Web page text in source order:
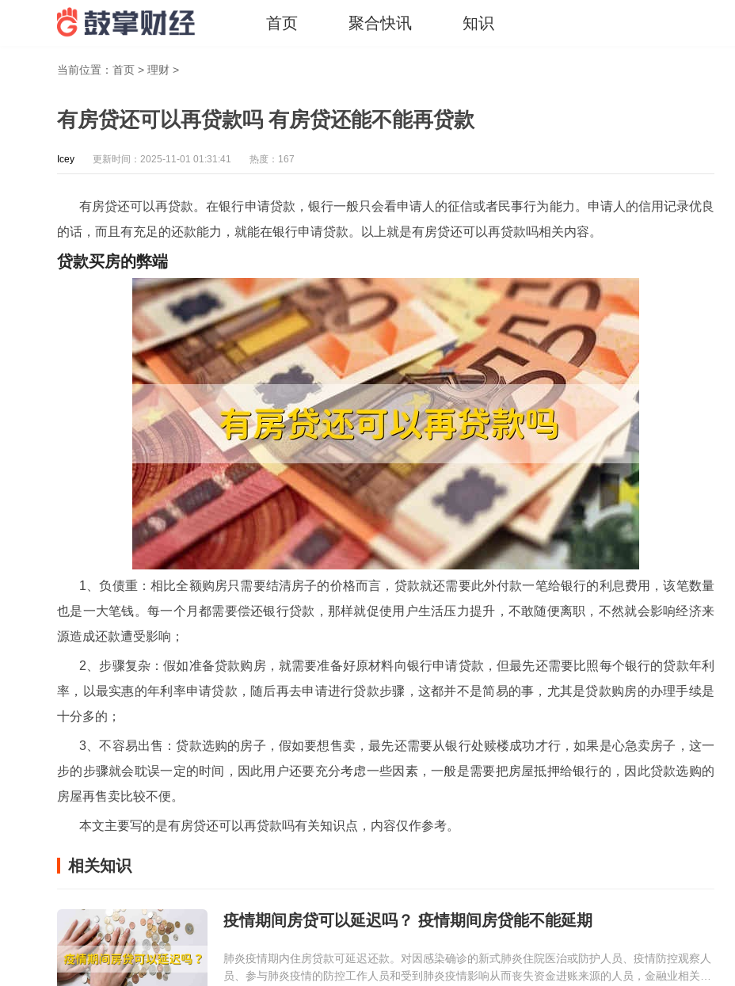
首页 聚合快讯 知识
当前位置： 首页 > 理财 >
有房贷还可以再贷款吗 有房贷还能不能再贷款
Icey 更新时间：2025-11-01 01:31:41 热度：167
有房贷还可以再贷款。在银行申请贷款，银行一般只会看申请人的征信或者民事行为能力。申请人的信用记录优良
的话，而且有充足的还款能力，就能在银行申请贷款。以上就是有房贷还可以再贷款吗相关内容。
贷款买房的弊端
1、负债重：相比全额购房只需要结清房子的价格而言，贷款就还需要此外付款一笔给银行的利息费用，该笔数量
也是一大笔钱。每一个月都需要偿还银行贷款，那样就促使用户生活压力提升，不敢随便离职，不然就会影响经济来
源造成还款遭受影响；
2、步骤复杂：假如准备贷款购房，就需要准备好原材料向银行申请贷款，但最先还需要比照每个银行的贷款年利
率，以最实惠的年利率申请贷款，随后再去申请进行贷款步骤，这都并不是简易的事，尤其是贷款购房的办理手续是
十分多的；
3、不容易出售：贷款选购的房子，假如要想售卖，最先还需要从银行处赎楼成功才行，如果是心急卖房子，这一
步的步骤就会耽误一定的时间，因此用户还要充分考虑一些因素，一般是需要把房屋抵押给银行的，因此贷款选购的
房屋再售卖比较不便。
本文主要写的是有房贷还可以再贷款吗有关知识点，内容仅作参考。
相关知识
疫情期间房贷可以延迟吗？ 疫情期间房贷能不能延期
肺炎疫情期内住房贷款可延迟还款。对因感染确诊的新式肺炎住院医治或防护人员、疫情防控观察人
员、参与肺炎疫情的防控工作人员和受到肺炎疫情影响从而丧失资金进账来源的人员，金融业相关机